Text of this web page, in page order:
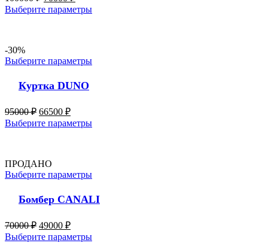
Выберите параметры
-30%
Выберите параметры
Куртка DUNO
95000₽ 66500 ₽
Выберите параметры
ПРОДАНО
Выберите параметры
Бомбер CANALI
70000₽ 49000 ₽
Выберите параметры